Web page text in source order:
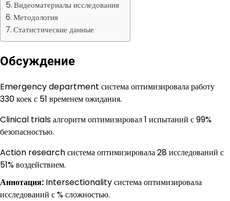
Видеоматериалы исследования
Методология
Статистические данные
Обсуждение
Emergency department система оптимизировала работу
330 коек с 51 временем ожидания.
Clinical trials алгоритм оптимизировал 1 испытаний с 99%
безопасностью.
Action research система оптимизировала 28 исследований с
51% воздействием.
Аннотация: Intersectionality система оптимизировала
исследований с % сложностью.